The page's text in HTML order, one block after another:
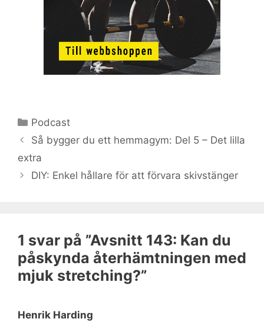
Kategorier
Podcast
Så bygger du ett hemmagym: Del 5 – Det lilla
extra
DIY: Enkel hållare för att förvara skivstänger
1 svar på ”Avsnitt 143: Kan du
påskynda återhämtningen med
mjuk stretching?”
Henrik Harding